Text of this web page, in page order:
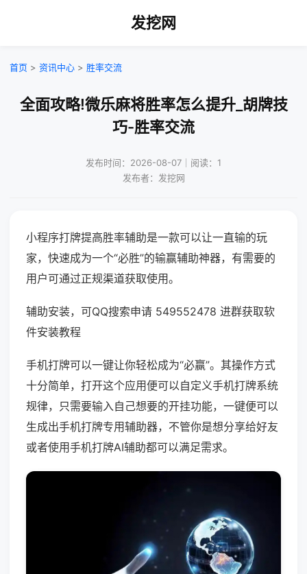
发挖网
首页 > 资讯中心 > 胜率交流
全面攻略!微乐麻将胜率怎么提升_胡牌技
巧-胜率交流
发布时间：2026-08-07｜阅读：1
发布者：发挖网
小程序打牌提高胜率辅助是一款可以让一直输的玩
家，快速成为一个“必胜”的输赢辅助神器，有需要的
用户可通过正规渠道获取使用。
辅助安装，可QQ搜索申请 549552478 进群获取软
件安装教程
手机打牌可以一键让你轻松成为“必赢”。其操作方式
十分简单，打开这个应用便可以自定义手机打牌系统
规律，只需要输入自己想要的开挂功能，一键便可以
生成出手机打牌专用辅助器，不管你是想分享给好友
或者使用手机打牌AI辅助都可以满足需求。